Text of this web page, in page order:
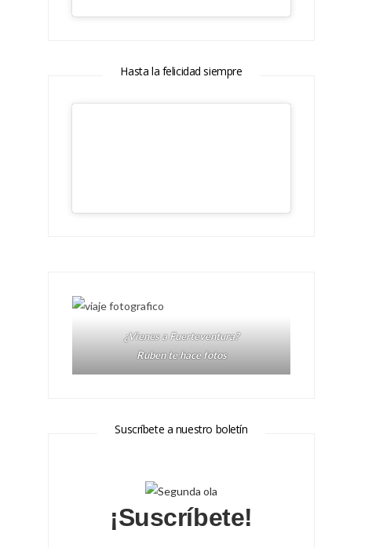
Hasta la felicidad siempre
¿Vienes a Fuerteventura?
Ruben te hace fotos
Suscríbete a nuestro boletín
¡Suscríbete!